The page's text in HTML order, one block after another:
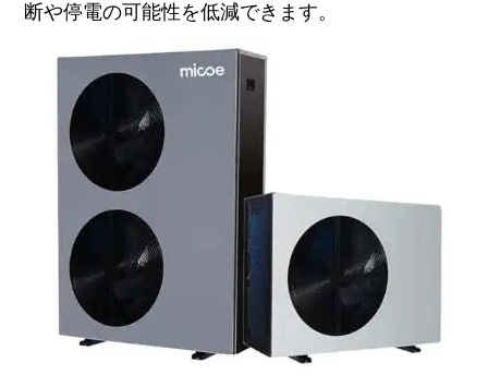
断や停電の可能性を低減できます。